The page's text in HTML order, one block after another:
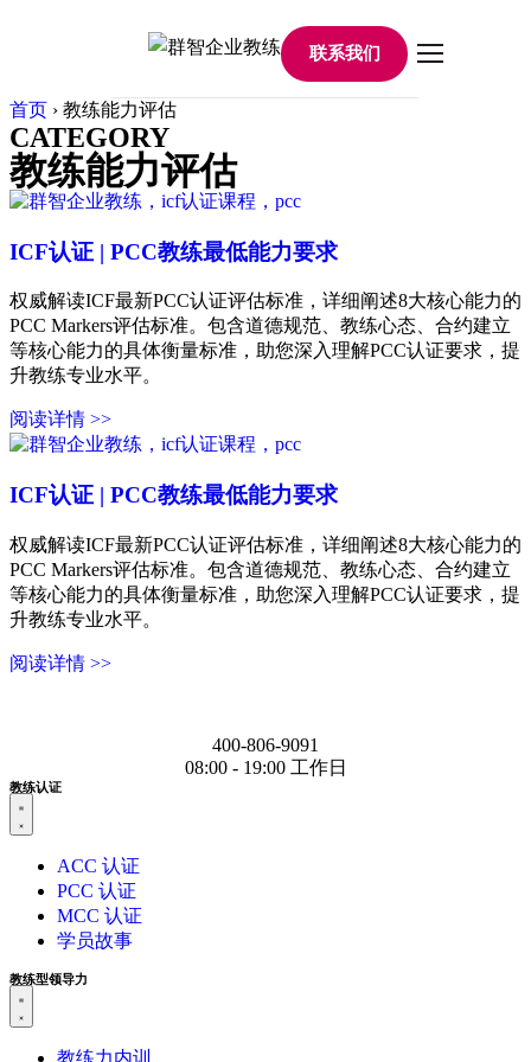
联系我们
首页 › 教练能力评估
CATEGORY
教练能力评估
ICF认证 | PCC教练最低能力要求
权威解读ICF最新PCC认证评估标准，详细阐述8大核心能力的
PCC Markers评估标准。包含道德规范、教练心态、合约建立
等核心能力的具体衡量标准，助您深入理解PCC认证要求，提
升教练专业水平。
阅读详情 >>
ICF认证 | PCC教练最低能力要求
权威解读ICF最新PCC认证评估标准，详细阐述8大核心能力的
PCC Markers评估标准。包含道德规范、教练心态、合约建立
等核心能力的具体衡量标准，助您深入理解PCC认证要求，提
升教练专业水平。
阅读详情 >>
400-806-9091
08:00 - 19:00 工作日
教练认证
ACC 认证
PCC 认证
MCC 认证
学员故事
教练型领导力
教练力内训